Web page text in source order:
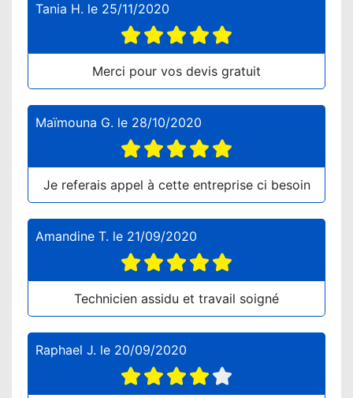
Tania H. le 25/11/2020
Merci pour vos devis gratuit
Maïmouna G. le 28/10/2020
Je referais appel à cette entreprise ci besoin
Amandine T. le 21/09/2020
Technicien assidu et travail soigné
Raphael J. le 20/09/2020